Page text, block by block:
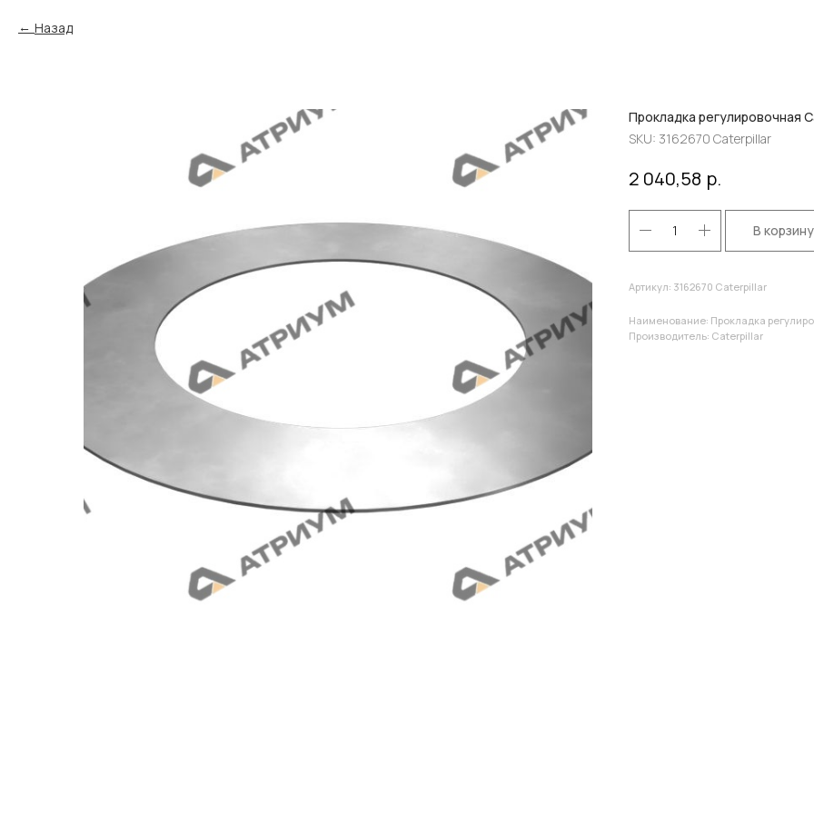
Назад
Прокладка регулировочная
SKU: 3162670 Caterpillar
2 040,58 р.
В корзину
Артикул: 3162670 Caterpillar
Наименование: Прокладка
Производитель: Caterpillar